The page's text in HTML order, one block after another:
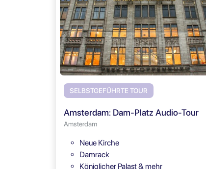
SELBSTGEFÜHRTE TOUR
Amsterdam: Dam-Platz Audio-Tour
Amsterdam
Neue Kirche
Damrack
Königlicher Palast & mehr